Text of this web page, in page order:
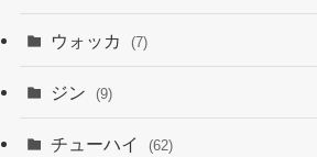
ウォッカ (7)
ジン (9)
チューハイ (62)